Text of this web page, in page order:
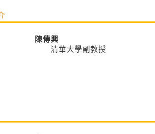
陳傳興
清華大學副教授